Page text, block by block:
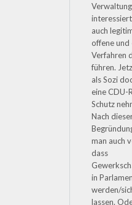
Verwaltung
auch
offene und
Verfahren
führen.
als Sozi
eine CDU-
Schutz
Nach
man auch
dass
in
werden/
lassen.